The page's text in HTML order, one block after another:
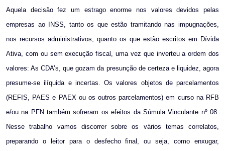
Aquela decisão fez um estrago enorme nos valores devidos pelas
empresas ao INSS, tanto os que estão tramitando nas impugnações,
nos recursos administrativos, quanto os que estão escritos em Dívida
Ativa, com ou sem execução fiscal, uma vez que inverteu a ordem dos
valores: As CDA’s, que gozam da presunção de certeza e liquidez, agora
presume-se ilíquida e incertas. Os valores objetos de parcelamentos
(REFIS, PAES e PAEX ou os outros parcelamentos) em curso na RFB
e/ou na PFN também sofreram os efeitos da Súmula Vinculante nº 08.
Nesse trabalho vamos discorrer sobre os vários temas correlatos,
preparando o leitor para o desfecho final, ou seja, como enxugar,